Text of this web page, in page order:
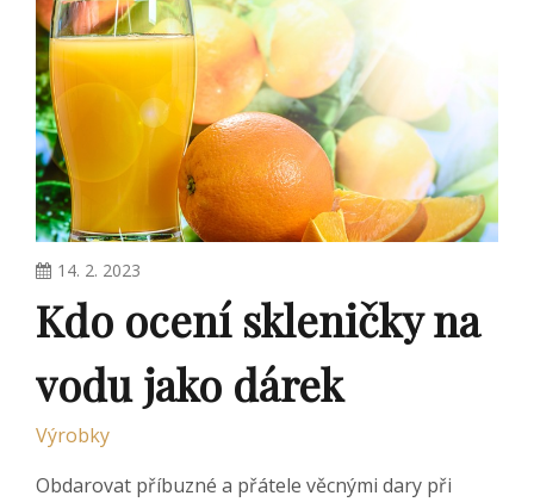
14. 2. 2023
Kdo ocení skleničky na
vodu jako dárek
Výrobky
Obdarovat příbuzné a přátele věcnými dary při